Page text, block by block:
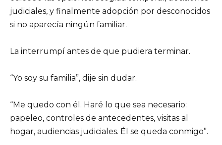
judiciales, y finalmente adopción por desconocidos
si no aparecía ningún familiar.
La interrumpí antes de que pudiera terminar.
“Yo soy su familia”, dije sin dudar.
“Me quedo con él. Haré lo que sea necesario:
papeleo, controles de antecedentes, visitas al
hogar, audiencias judiciales. Él se queda conmigo”.